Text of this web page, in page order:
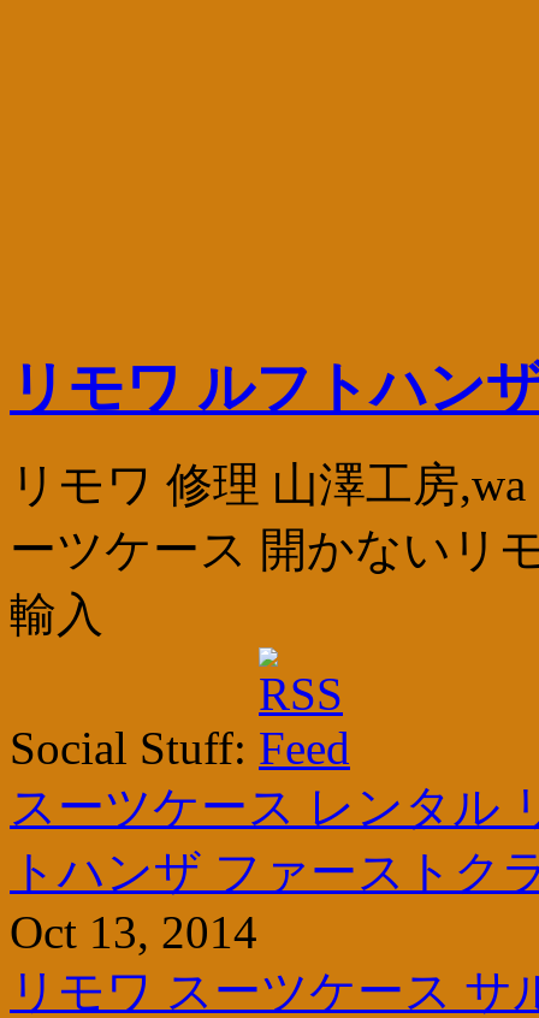
リモワ ルフトハン
リモワ 修理 山澤工房
ーツケース 開かないリ
輸入
Social Stuff:
スーツケース レンタル
トハンザ ファーストク
Oct 13, 2014
リモワ スーツケース サ